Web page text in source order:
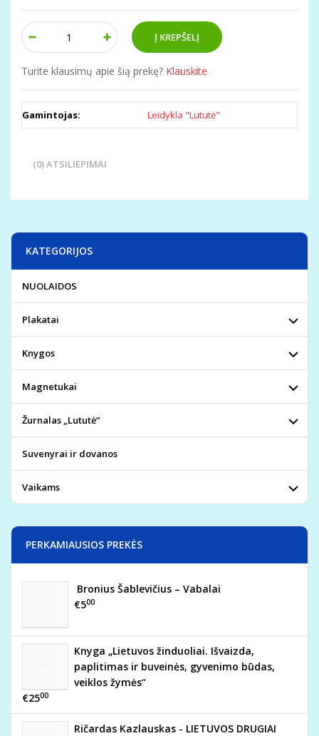
Turite klausimų apie šią prekę? Klauskite
Gamintojas: Leidykla "Lututė"
(0) ATSILIEPIMAI
KATEGORIJOS
NUOLAIDOS
Plakatai
Knygos
Magnetukai
Žurnalas „Lututė“
Suvenyrai ir dovanos
Vaikams
PERKAMIAUSIOS PREKĖS
Bronius Šablevičius – Vabalai
€500
Knyga „Lietuvos žinduoliai. Išvaizda,
paplitimas ir buveinės, gyvenimo būdas,
veiklos žymės“
€2500
Ričardas Kazlauskas - LIETUVOS DRUGIAI